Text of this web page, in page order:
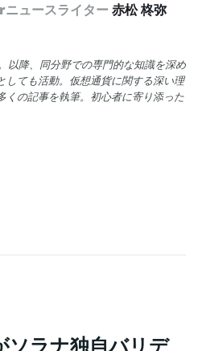
ュースライター赤松 柊弥
以降、同分野での専門的な知識を深め
しても活動。仮想通貨に関する深い理
くの記事を執筆。初心者に寄り添った
ソラナ独自バリデ